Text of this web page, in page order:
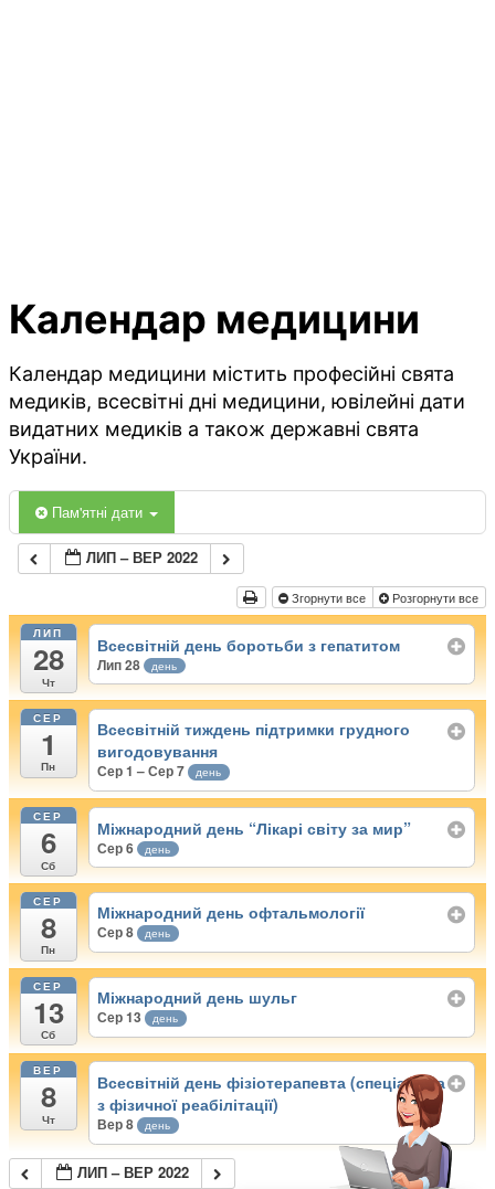
Календар медицини
Календар медицини містить професійні свята
медиків, всесвітні дні медицини, ювілейні дати
видатних медиків а також державні свята
України.
Пам'ятні дати
ЛИП – ВЕР 2022
Згорнути все Розгорнути все
ЛИП
28
Чт
Всесвітній день боротьби з гепатитом
Лип 28 день
СЕР
1
Пн
Всесвітній тиждень підтримки грудного
вигодовування
Сер 1 – Сер 7 день
СЕР
6
Сб
Міжнародний день “Лікарі світу за мир”
Сер 6 день
СЕР
8
Пн
Міжнародний день офтальмології
Сер 8 день
СЕР
13
Сб
Міжнародний день шульг
Сер 13 день
ВЕР
8
Чт
Всесвітній день фізіотерапевта (спеціаліста
з фізичної реабілітації)
Вер 8 день
ЛИП – ВЕР 2022